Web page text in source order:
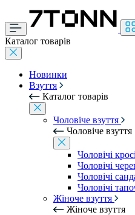
Каталог товарів
Новинки
Взуття
Каталог товарів
Чоловіче взуття
Чоловіче взуття
Чоловічі
Чоловічі
Чоловічі
Чоловічі
Жіноче взуття
Жіноче взуття